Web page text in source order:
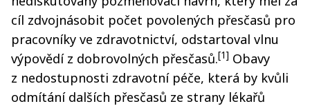
cíl zdvojnásobit počet povolených přesčasů pro
pracovníky ve zdravotnictví, odstartoval vlnu
výpovědí z dobrovolných přesčasů.[1] Obavy
z nedostupnosti zdravotní péče, která by kvůli
odmítání dalších přesčasů ze strany lékařů